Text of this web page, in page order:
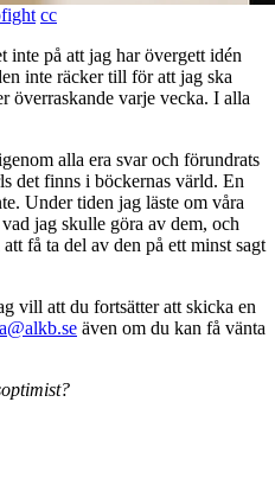
cc
inte på att jag har övergett idén
inte räcker till för att jag ska
överraskande varje vecka. I alla
alla era svar och förundrats
det finns i böckernas värld. En
Under tiden jag läste om våra
jag skulle göra av dem, och
få ta del av den på ett minst sagt
vill att du fortsätter att skicka en
även om du kan få vänta